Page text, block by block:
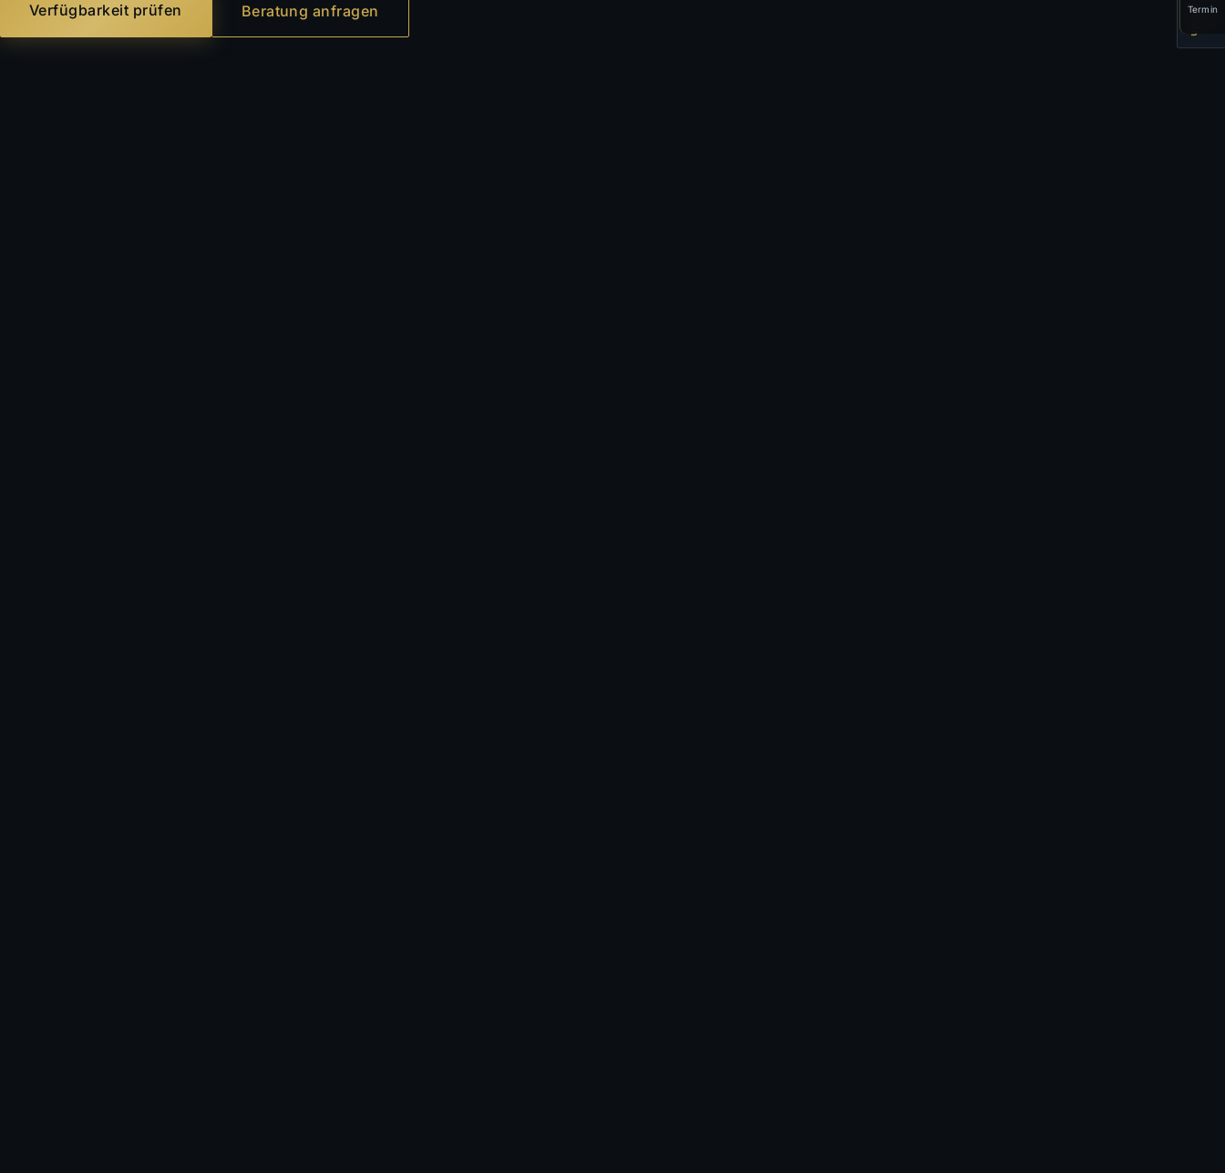
Verfügbarkeit prüfen Beratung anfragen 📅
Termin
Termin